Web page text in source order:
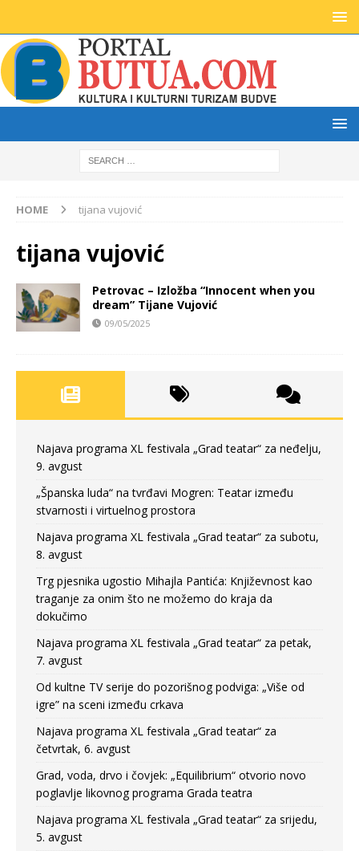
HOME tijana vujović
tijana vujović
Petrovac – Izložba “Innocent when you
dream” Tijane Vujović
09/05/2025
Najava programa XL festivala „Grad teatar“ za neđelju,
9. avgust
„Španska luda“ na tvrđavi Mogren: Teatar između
stvarnosti i virtuelnog prostora
Najava programa XL festivala „Grad teatar“ za subotu,
8. avgust
Trg pjesnika ugostio Mihajla Pantića: Književnost kao
traganje za onim što ne možemo do kraja da
dokučimo
Najava programa XL festivala „Grad teatar“ za petak,
7. avgust
Od kultne TV serije do pozorišnog podviga: „Više od
igre” na sceni između crkava
Najava programa XL festivala „Grad teatar“ za
četvrtak, 6. avgust
Grad, voda, drvo i čovjek: „Equilibrium“ otvorio novo
poglavlje likovnog programa Grada teatra
Najava programa XL festivala „Grad teatar“ za srijedu,
5. avgust